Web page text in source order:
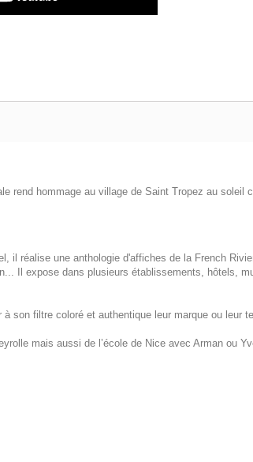
rend hommage au village de Saint Tropez au soleil
il réalise une anthologie d'affiches de la French
Il expose dans plusieurs établissements, hôtels,
son filtre coloré et authentique leur marque ou leur
mais aussi de l’école de Nice avec Arman ou